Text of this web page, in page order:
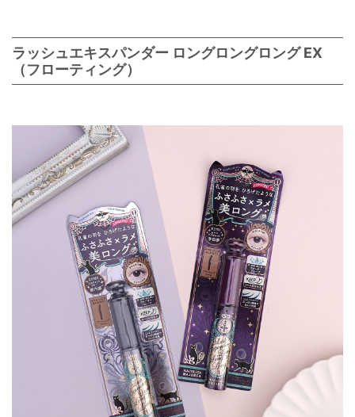
ラッシュエキスパンダー ロングロングロング EX
（フローティング）